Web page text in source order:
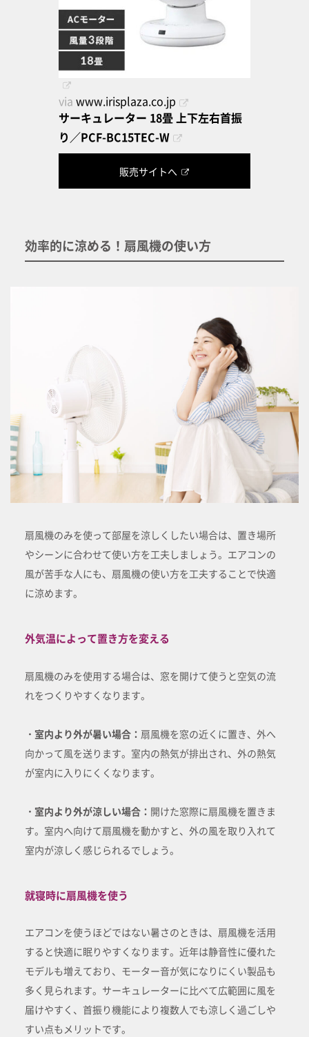
via www.irisplaza.co.jp
サーキュレーター 18畳 上下左右首振
り／PCF-BC15TEC-W
販売サイトへ
効率的に涼める！扇風機の使い方
扇風機のみを使って部屋を涼しくしたい場合は、置き場所
やシーンに合わせて使い方を工夫しましょう。エアコンの
風が苦手な人にも、扇風機の使い方を工夫することで快適
に涼めます。
外気温によって置き方を変える
扇風機のみを使用する場合は、窓を開けて使うと空気の流
れをつくりやすくなります。
・室内より外が暑い場合： 扇風機を窓の近くに置き、外へ
向かって風を送ります。室内の熱気が排出され、外の熱気
が室内に入りにくくなります。
・室内より外が涼しい場合： 開けた窓際に扇風機を置きま
す。室内へ向けて扇風機を動かすと、外の風を取り入れて
室内が涼しく感じられるでしょう。
就寝時に扇風機を使う
エアコンを使うほどではない暑さのときは、扇風機を活用
すると快適に眠りやすくなります。近年は静音性に優れた
モデルも増えており、モーター音が気になりにくい製品も
多く見られます。サーキュレーターに比べて広範囲に風を
届けやすく、首振り機能により複数人でも涼しく過ごしや
すい点もメリットです。